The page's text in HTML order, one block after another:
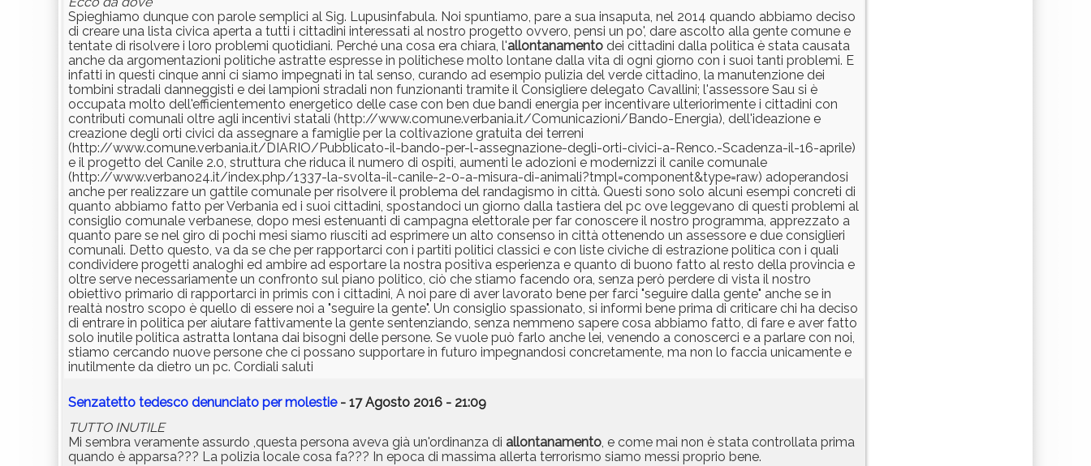
Spieghiamo dunque con parole semplici al Sig. Lupusinfabula. Noi spuntiamo, pare a sua insaputa, nel 2014 quando abbiamo deciso
di creare una lista civica aperta a tutti i cittadini interessati al nostro progetto ovvero, pensi un po', dare ascolto alla gente comune e
tentate di risolvere i loro problemi quotidiani. Perché una cosa era chiara, l'allontanamento dei cittadini dalla politica è stata causata
anche da argomentazioni politiche astratte espresse in politichese molto lontane dalla vita di ogni giorno con i suoi tanti problemi. E
infatti in questi cinque anni ci siamo impegnati in tal senso, curando ad esempio pulizia del verde cittadino, la manutenzione dei
tombini stradali danneggisti e dei lampioni stradali non funzionanti tramite il Consigliere delegato Cavallini; l'assessore Sau si è
occupata molto dell'efficientemento energetico delle case con ben due bandi energia per incentivare ulteriorimente i cittadini con
contributi comunali oltre agli incentivi statali (http://www.comune.verbania.it/Comunicazioni/Bando-Energia), dell'ideazione e
creazione degli orti civici da assegnare a famiglie per la coltivazione gratuita dei terreni
(http://www.comune.verbania.it/DIARIO/Pubblicato-il-bando-per-l-assegnazione-degli-orti-civici-a-Renco.-Scadenza-il-16-aprile)
e il progetto del Canile 2.0, struttura che riduca il numero di ospiti, aumenti le adozioni e modernizzi il canile comunale
(http://www.verbano24.it/index.php/1337-la-svolta-il-canile-2-0-a-misura-di-animali?tmpl=component&type=raw) adoperandosi
anche per realizzare un gattile comunale per risolvere il problema del randagismo in città. Questi sono solo alcuni esempi concreti di
quanto abbiamo fatto per Verbania ed i suoi cittadini, spostandoci un giorno dalla tastiera del pc ove leggevano di questi problemi al
consiglio comunale verbanese, dopo mesi estenuanti di campagna elettorale per far conoscere il nostro programma, apprezzato a
quanto pare se nel giro di pochi mesi siamo riusciti ad esprimere un alto consenso in città ottenendo un assessore e due consiglieri
comunali. Detto questo, va da se che per rapportarci con i partiti politici classici e con liste civiche di estrazione politica con i quali
condividere progetti analoghi ed ambire ad esportare la nostra positiva esperienza e quanto di buono fatto al resto della provincia e
oltre serve necessariamente un confronto sul piano politico, ciò che stiamo facendo ora, senza però perdere di vista il nostro
obiettivo primario di rapportarci in primis con i cittadini, A noi pare di aver lavorato bene per farci "seguire dalla gente" anche se in
realtà nostro scopo è quello di essere noi a "seguire la gente". Un consiglio spassionato, si informi bene prima di criticare chi ha deciso
di entrare in politica per aiutare fattivamente la gente sentenziando, senza nemmeno sapere cosa abbiamo fatto, di fare e aver fatto
solo inutile politica astratta lontana dai bisogni delle persone. Se vuole può farlo anche lei, venendo a conoscerci e a parlare con noi,
stiamo cercando nuove persone che ci possano supportare in futuro impegnandosi concretamente, ma non lo faccia unicamente e
inutilmente da dietro un pc. Cordiali saluti
Senzatetto tedesco denunciato per molestie- 17 Agosto 2016 - 21:09
TUTTO INUTILE
Mi sembra veramente assurdo ,questa persona aveva già un'ordinanza di allontanamento, e come mai non è stata controllata prima
quando è apparsa??? La polizia locale cosa fa??? In epoca di massima allerta terrorismo siamo messi proprio bene.